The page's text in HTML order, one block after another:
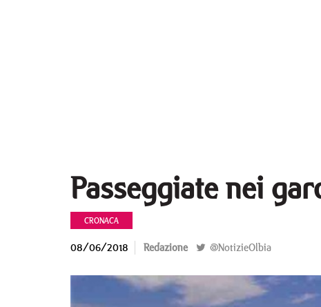
Passeggiate nei
CRONACA
08/06/2018 Redazione @NotizieOlbia